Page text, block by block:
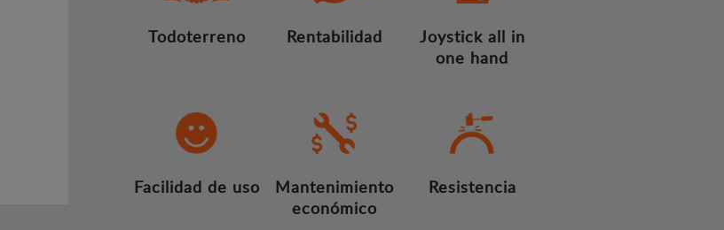
Todoterreno Rentabilidad
Joystick all in
one hand
Facilidad de uso
Mantenimiento
económico
Resistencia